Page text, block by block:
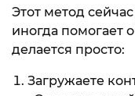
Этот метод
иногда помогает
делается просто:
Загружаете